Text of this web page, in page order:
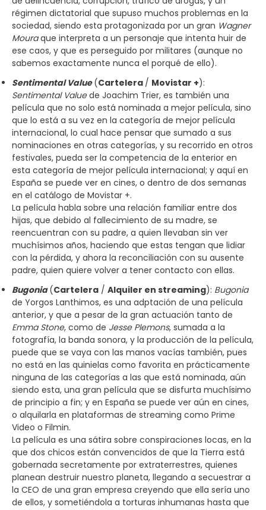
régimen dictatorial que supuso muchos problemas en la
sociedad, siendo esta protagonizada por un gran Wagner
Mouraque interpreta a un personaje que intenta huir de
ese caos, y que es perseguido por militares (aunque no
sabemos exactamente nunca el porqué de ello).
Sentimental Value(Cartelera / Movistar +):
Sentimental Valuede Joachim Trier, es también una
película que no solo está nominada a mejor película, sino
que lo está a su vez en la categoría de mejor película
internacional, lo cual hace pensar que sumado a sus
nominaciones en otras categorías, y su recorrido en otros
festivales, pueda ser la competencia de la enterior en
esta categoría de mejor película internacional; y aquí en
España se puede ver en cines, o dentro de dos semanas
en el catálogo de Movistar +.
La película habla sobre una relación familiar entre dos
hijas, que debido al fallecimiento de su madre, se
reencuentran con su padre, a quien llevaban sin ver
muchísimos años, haciendo que estas tengan que lidiar
con la pérdida, y ahora la reconciliación con su ausente
padre, quien quiere volver a tener contacto con ellas.
Bugonia(Cartelera / Alquiler en streaming): Bugonia
de Yorgos Lanthimos, es una adptación de una película
anterior, y que a pesar de la gran actuación tanto de
Emma Stone, como de Jesse Plemons, sumada a la
fotografía, la banda sonora, y la producción de la película,
puede que se vaya con las manos vacías también, pues
no está en las quinielas como favorita en prácticamente
ninguna de las categorías a las que está nominada, aún
siendo esta, una gran película que se disfurta muchísimo
de principio a fin; y en España se puede ver aún en cines,
o alquilarla en plataformas de streaming como Prime
Video o Filmin.
La película es una sátira sobre conspiraciones locas, en la
que dos chicos están convencidos de que la Tierra está
gobernada secretamente por extraterrestres, quienes
planean destruir nuestro planeta, llegando a secuestrar a
la CEO de una gran empresa creyendo que ella sería uno
de ellos, y sometiéndola a torturas inhumanas hasta que